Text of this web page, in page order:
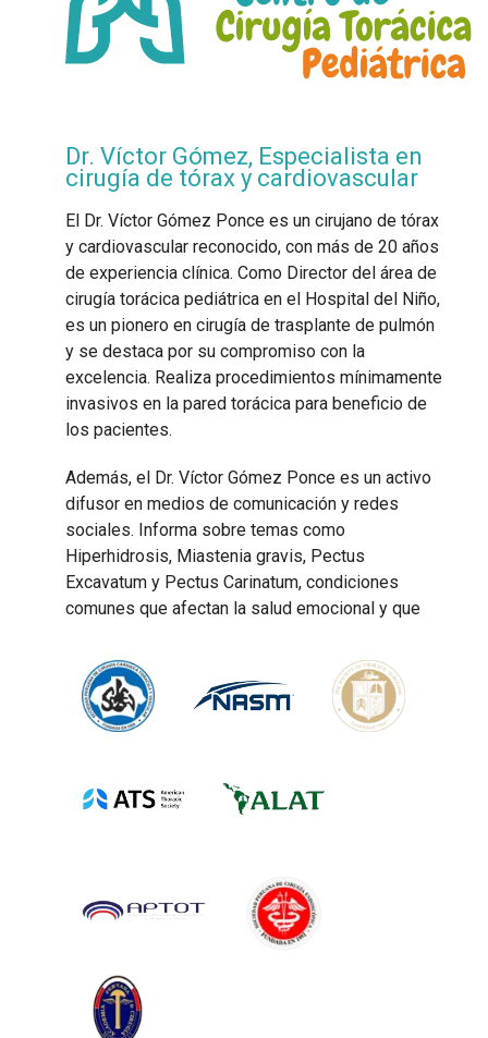
Dr. Víctor Gómez, Especialista en
cirugía de tórax y cardiovascular
El Dr. Víctor Gómez Ponce es un cirujano de tórax
y cardiovascular reconocido, con más de 20 años
de experiencia clínica. Como Director del área de
cirugía torácica pediátrica en el Hospital del Niño,
es un pionero en cirugía de trasplante de pulmón
y se destaca por su compromiso con la
excelencia. Realiza procedimientos mínimamente
invasivos en la pared torácica para beneficio de
los pacientes.
Además, el Dr. Víctor Gómez Ponce es un activo
difusor en medios de comunicación y redes
sociales. Informa sobre temas como
Hiperhidrosis, Miastenia gravis, Pectus
Excavatum y Pectus Carinatum, condiciones
comunes que afectan la salud emocional y que